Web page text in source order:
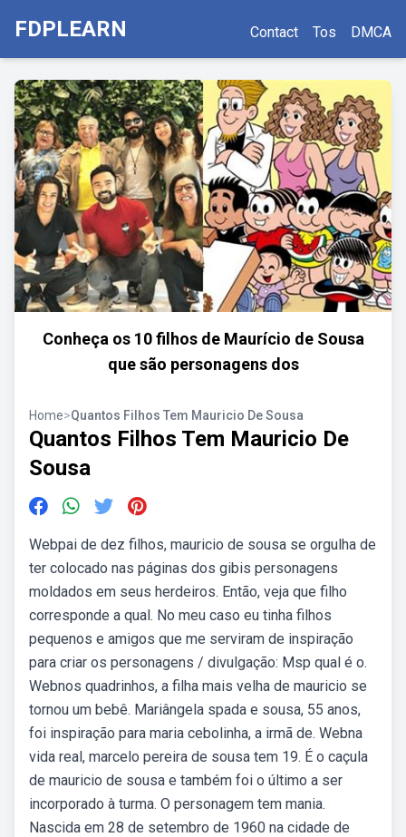
FDPLEARN Contact Tos DMCA
Conheça os 10 filhos de Maurício de Sousa
que são personagens dos
Home>Quantos Filhos Tem Mauricio De Sousa
Quantos Filhos Tem Mauricio De
Sousa
Webpai de dez filhos, mauricio de sousa se orgulha de
ter colocado nas páginas dos gibis personagens
moldados em seus herdeiros. Então, veja que filho
corresponde a qual. No meu caso eu tinha filhos
pequenos e amigos que me serviram de inspiração
para criar os personagens / divulgação: Msp qual é o.
Webnos quadrinhos, a filha mais velha de mauricio se
tornou um bebê. Mariângela spada e sousa, 55 anos,
foi inspiração para maria cebolinha, a irmã de. Webna
vida real, marcelo pereira de sousa tem 19. É o caçula
de mauricio de sousa e também foi o último a ser
incorporado à turma. O personagem tem mania.
Nascida em 28 de setembro de 1960 na cidade de